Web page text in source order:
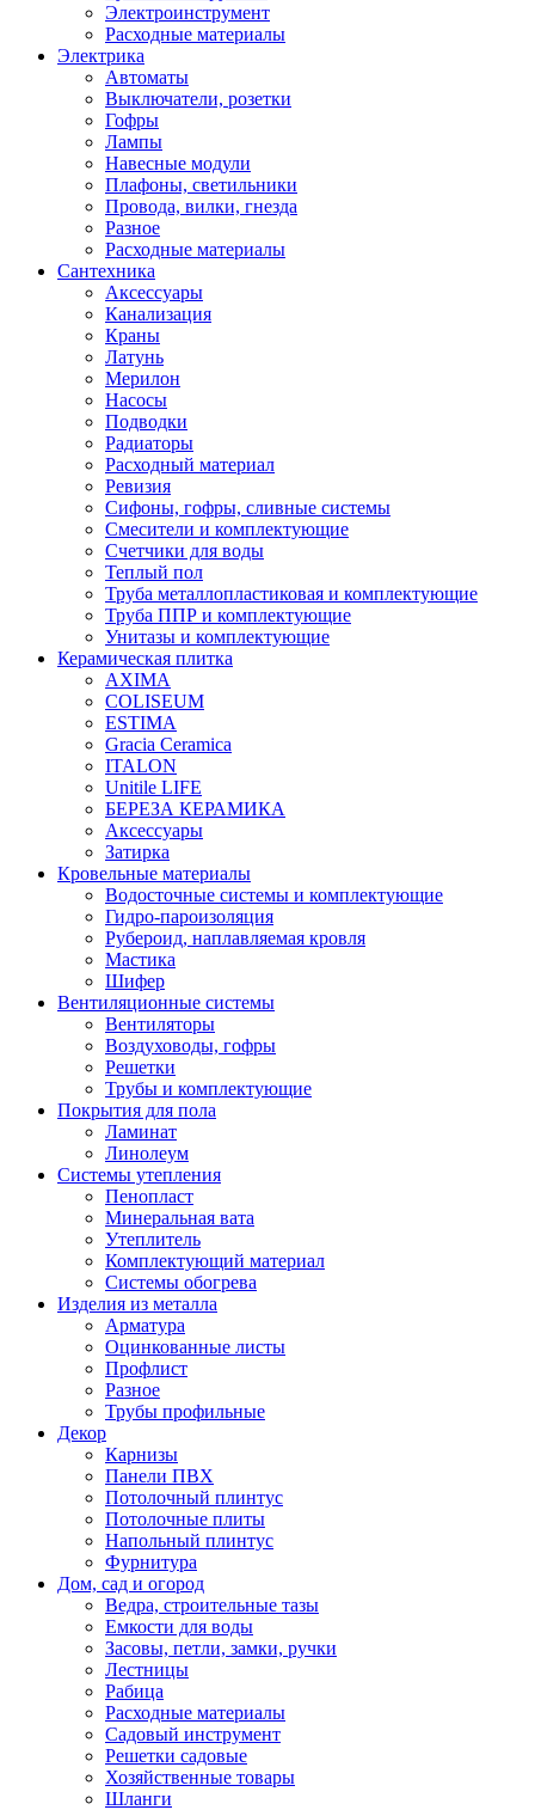
Электроинструмент
Расходные материалы
Электрика
Автоматы
Выключатели, розетки
Гофры
Лампы
Навесные модули
Плафоны, светильники
Провода, вилки, гнезда
Разное
Расходные материалы
Сантехника
Аксессуары
Канализация
Краны
Латунь
Мерилон
Насосы
Подводки
Радиаторы
Расходный материал
Ревизия
Сифоны, гофры, сливные системы
Смесители и комплектующие
Счетчики для воды
Теплый пол
Труба металлопластиковая и комплектующие
Труба ППР и комплектующие
Унитазы и комплектующие
Керамическая плитка
AXIMA
COLISEUM
ESTIMA
Gracia Ceramica
ITALON
Unitile LIFE
БЕРЕЗА КЕРАМИКА
Аксессуары
Затирка
Кровельные материалы
Водосточные системы и комплектующие
Гидро-пароизоляция
Рубероид, наплавляемая кровля
Мастика
Шифер
Вентиляционные системы
Вентиляторы
Воздуховоды, гофры
Решетки
Трубы и комплектующие
Покрытия для пола
Ламинат
Линолеум
Системы утепления
Пенопласт
Минеральная вата
Утеплитель
Комплектующий материал
Системы обогрева
Изделия из металла
Арматура
Оцинкованные листы
Профлист
Разное
Трубы профильные
Декор
Карнизы
Панели ПВХ
Потолочный плинтус
Потолочные плиты
Напольный плинтус
Фурнитура
Дом, сад и огород
Ведра, строительные тазы
Емкости для воды
Засовы, петли, замки, ручки
Лестницы
Рабица
Расходные материалы
Садовый инструмент
Решетки садовые
Хозяйственные товары
Шланги